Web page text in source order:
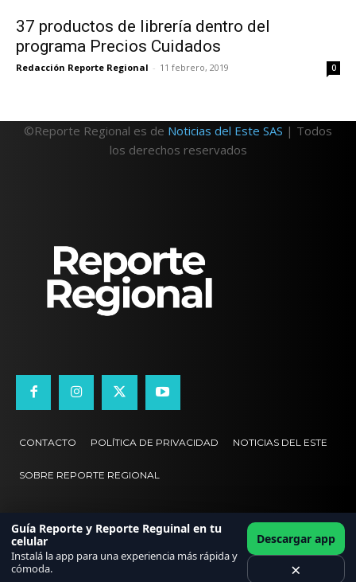
37 productos de librería dentro del
programa Precios Cuidados
Redacción Reporte Regional - 11 febrero, 2019 0
©Reporte Regional es de Noticias del Este SAS | Todos
los derechos reservados
CONTACTO POLÍTICA DE PRIVACIDAD NOTICIAS DEL ESTE
SOBRE REPORTE REGIONAL
Guía Reporte y Reporte Reguinal en tu
celular
Instalá la app para una experiencia más rápida y
cómoda.
Descargar app
×